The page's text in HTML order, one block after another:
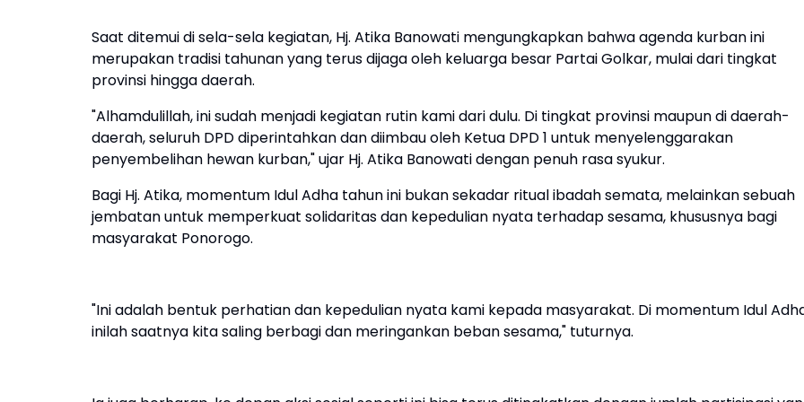
Saat ditemui di sela-sela kegiatan, Hj. Atika Banowati mengungkapkan bahwa agenda kurban ini
merupakan tradisi tahunan yang terus dijaga oleh keluarga besar Partai Golkar, mulai dari tingkat
provinsi hingga daerah.
"Alhamdulillah, ini sudah menjadi kegiatan rutin kami dari dulu. Di tingkat provinsi maupun di daerah-
daerah, seluruh DPD diperintahkan dan diimbau oleh Ketua DPD 1 untuk menyelenggarakan
penyembelihan hewan kurban," ujar Hj. Atika Banowati dengan penuh rasa syukur.
Bagi Hj. Atika, momentum Idul Adha tahun ini bukan sekadar ritual ibadah semata, melainkan sebuah
jembatan untuk memperkuat solidaritas dan kepedulian nyata terhadap sesama, khususnya bagi
masyarakat Ponorogo.
"Ini adalah bentuk perhatian dan kepedulian nyata kami kepada masyarakat. Di momentum Idul
inilah saatnya kita saling berbagi dan meringankan beban sesama," tuturnya.